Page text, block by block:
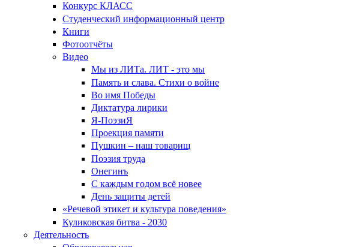
Конкурс КЛАСС
Студенческий информационный центр
Книги
Фотоотчёты
Видео
Мы из ЛИТа. ЛИТ - это мы
Память и слава. Стихи о войне
Во имя Победы
Диктатура лирики
Я-ПоэзиЯ
Проекция памяти
Пушкин – наш товарищ
Поэзия труда
Онегинъ
С каждым годом всё новее
День защиты детей
«Речевой этикет и культура поведения»
Куликовская битва - 2030
Деятельность